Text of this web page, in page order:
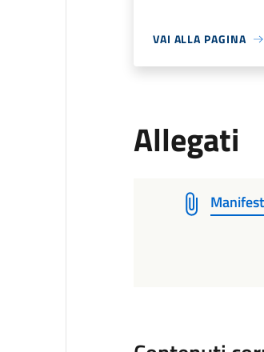
VAI ALLA PAGINA
Allegati